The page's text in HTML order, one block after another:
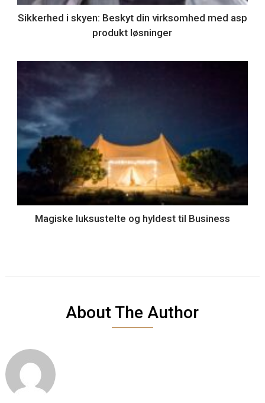
Sikkerhed i skyen: Beskyt din virksomhed med asp
produkt løsninger
Magiske luksustelte og hyldest til Business
About The Author